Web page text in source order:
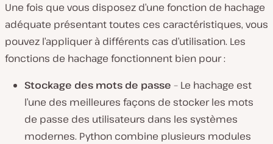
Une fois que vous disposez d’une fonction de hachage
adéquate présentant toutes ces caractéristiques, vous
pouvez l’appliquer à différents cas d’utilisation. Les
fonctions de hachage fonctionnent bien pour :
Stockage des mots de passe – Le hachage est
l’une des meilleures façons de stocker les mots
de passe des utilisateurs dans les systèmes
modernes. Python combine plusieurs modules